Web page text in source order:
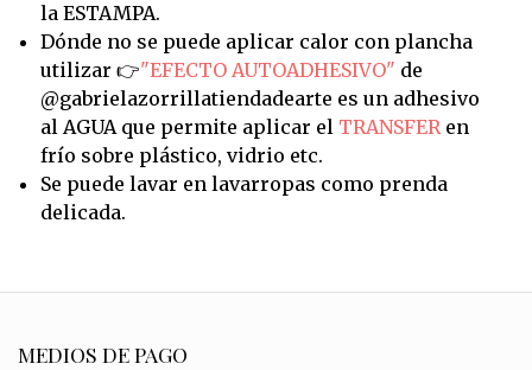
la ESTAMPA.
Dónde no se puede aplicar calor con plancha
utilizar 👉"EFECTO AUTOADHESIVO" de
@gabrielazorrillatiendadearte es un adhesivo
al AGUA que permite aplicar el TRANSFERen
frío sobre plástico, vidrio etc.
Se puede lavar en lavarropas como prenda
delicada.
MEDIOS DE PAGO